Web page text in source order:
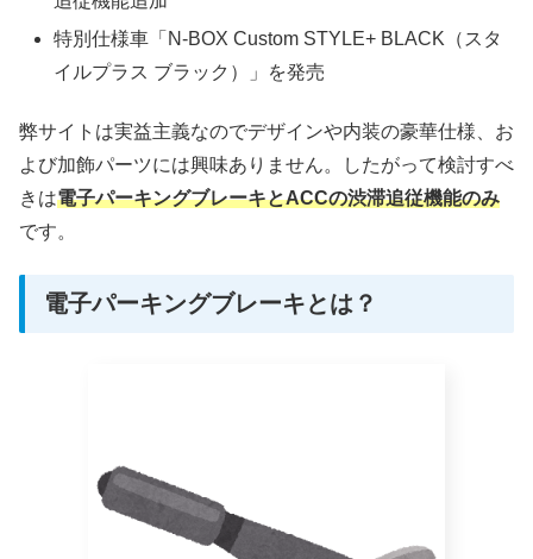
特別仕様車「N-BOX Custom STYLE+ BLACK（スタ
イルプラス ブラック）」を発売
弊サイトは実益主義なのでデザインや内装の豪華仕様、お
よび加飾パーツには興味ありません。したがって検討すべ
きは電子パーキングブレーキとACCの渋滞追従機能のみ
です。
電子パーキングブレーキとは？